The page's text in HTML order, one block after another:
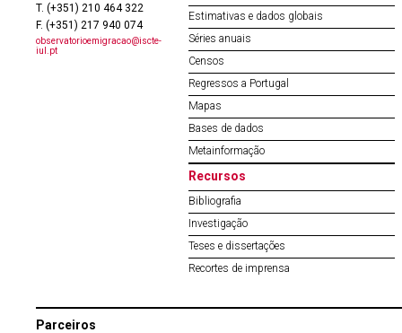
T. (+351) 210 464 322
F. (+351) 217 940 074
observatorioemigracao@iscte-
iul.pt
Estimativas e dados globais
Séries anuais
Censos
Regressos a Portugal
Mapas
Bases de dados
Metainformação
Recursos
Bibliografia
Investigação
Teses e dissertações
Recortes de imprensa
Parceiros